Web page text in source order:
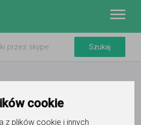
cookie
z plików cookie i innych